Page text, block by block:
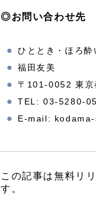
◎お問い合わせ先
ひととき・ほろ
福田友美
〒101-0052 東
TEL: 03-5280-
E-mail:
この記事は無料リ
す。